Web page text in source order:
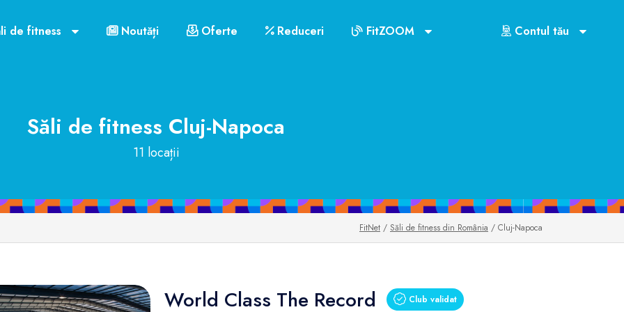
de fitness Noutăți Oferte Reduceri FitZOOM Contul tău
Săli de fitness Cluj-Napoca
11 locații
FitNet / Săli de fitness din România / Cluj-Napoca
World Class The Record Club validat